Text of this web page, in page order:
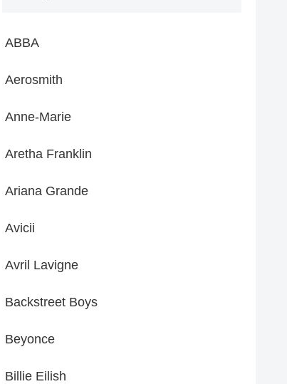
ABBA
Aerosmith
Anne-Marie
Aretha Franklin
Ariana Grande
Avicii
Avril Lavigne
Backstreet Boys
Beyonce
Billie Eilish